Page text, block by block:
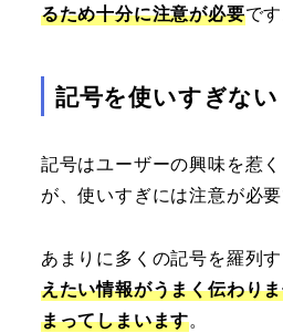
るため十分に注意が必要です
記号を使いすぎない
記号はユーザーの興味を惹
が、使いすぎには注意が必要
あまりに多くの記号を羅列す
えたい情報がうまく伝わり
まってしまいます。